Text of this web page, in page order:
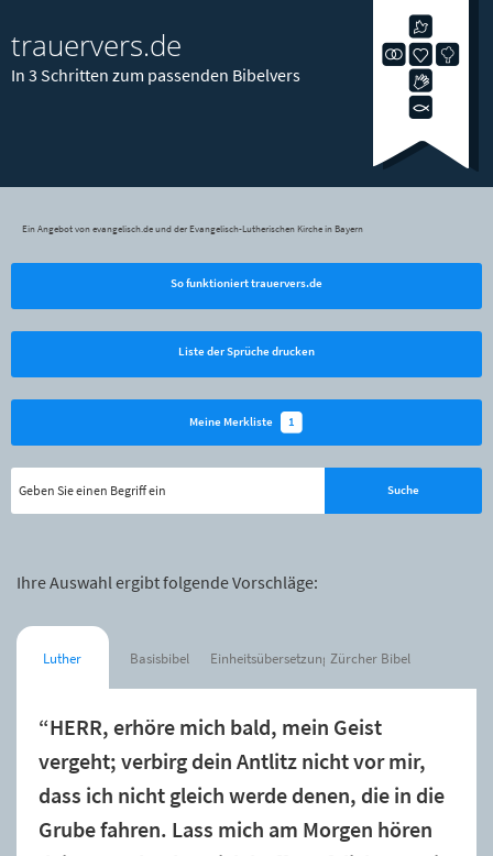
trauervers.de
In 3 Schritten zum passenden Bibelvers
Ein Angebot von evangelisch.de und der Evangelisch-Lutherischen Kirche in Bayern
So funktioniert trauervers.de
Liste der Sprüche drucken
Meine Merkliste 1
Ihre Auswahl ergibt folgende Vorschläge:
Luther Basisbibel Einheitsübersetzung Zürcher Bibel
“HERR, erhöre mich bald, mein Geist
vergeht; verbirg dein Antlitz nicht vor mir,
dass ich nicht gleich werde denen, die in die
Grube fahren. Lass mich am Morgen hören